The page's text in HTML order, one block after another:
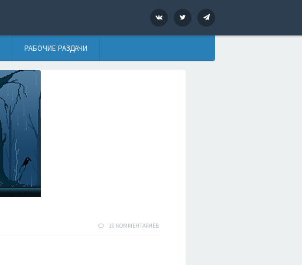
VK Twitter
РАБОЧИЕ РАЗДАЧИ
16 КОММЕНТАРИЕВ